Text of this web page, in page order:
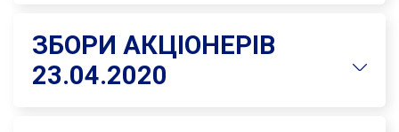
ЗБОРИ АКЦІОНЕРІВ
23.04.2020